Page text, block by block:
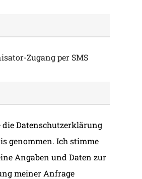
Zugang per SMS
die Datenschutzerklärung
genommen. Ich stimme
Angaben und Daten zur
meiner Anfrage